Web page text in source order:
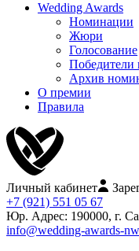
Wedding Awards
Номинации
Жюри
Голосование
Победители
Архив
О премии
Правила
Личный кабинет
+7 (921) 551 05 67
Юр. Адрес: 190000, г.
info@wedding-awards-